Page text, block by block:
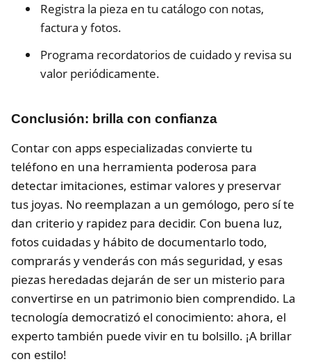
Registra la pieza en tu catálogo con notas,
factura y fotos.
Programa recordatorios de cuidado y revisa su
valor periódicamente.
Conclusión: brilla con confianza
Contar con apps especializadas convierte tu
teléfono en una herramienta poderosa para
detectar imitaciones, estimar valores y preservar
tus joyas. No reemplazan a un gemólogo, pero sí te
dan criterio y rapidez para decidir. Con buena luz,
fotos cuidadas y hábito de documentarlo todo,
comprarás y venderás con más seguridad, y esas
piezas heredadas dejarán de ser un misterio para
convertirse en un patrimonio bien comprendido. La
tecnología democratizó el conocimiento: ahora, el
experto también puede vivir en tu bolsillo. ¡A brillar
con estilo!